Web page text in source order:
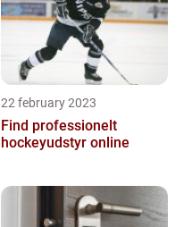
22 february 2023
Find professionelt
hockeyudstyr online